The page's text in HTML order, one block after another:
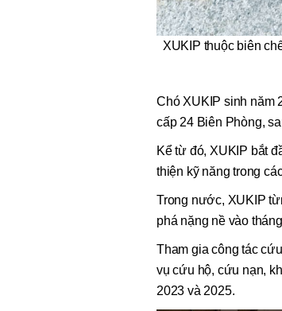
XUKIP thuộc biên
Chó XUKIP sinh năm
cấp 24 Biên Phòng,
Kể từ đó, XUKIP bắt
thiện kỹ năng trong
Trong nước, XUKIP
phá nặng nề vào
Tham gia công tác
vụ cứu hộ, cứu nạn,
2023 và 2025.